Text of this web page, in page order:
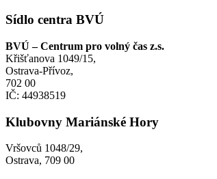
Sídlo centra BVÚ
BVÚ – Centrum pro volný čas z.s.
Křišťanova 1049/15,
Ostrava-Přívoz,
702 00
IČ: 44938519
Klubovny Mariánské Hory
Vršovců 1048/29,
Ostrava, 709 00